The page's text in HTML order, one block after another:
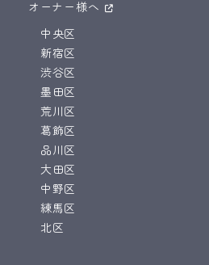
オーナー様へ
中央区
新宿区
渋谷区
墨田区
荒川区
葛飾区
品川区
大田区
中野区
練馬区
北区